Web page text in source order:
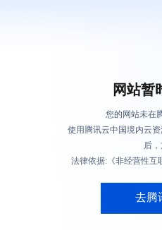
网站暂
您的网站未在
使用腾讯云中国境内云
后
法律依据:《非经营性互
去腾